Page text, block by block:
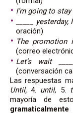
I’m going to
_____
oración)
The promotion
(correo
Let’s wait
(conversación
Las respuestas
Until,4. until, 5.
mayoría de